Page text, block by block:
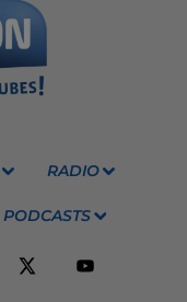
RADIO
PODCASTS